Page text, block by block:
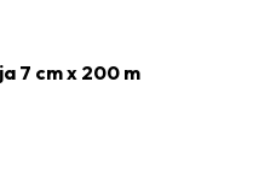
7 cm x 200 m